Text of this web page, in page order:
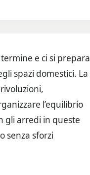
e ci si prepara
spazi domestici. La
l’equilibrio
gli arredi in queste
senza sforzi